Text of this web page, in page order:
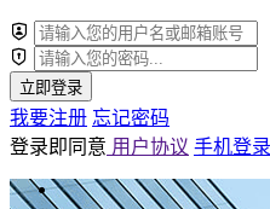
立即登录
我要注册 忘记密码
登录即同意 用户协议 手机登